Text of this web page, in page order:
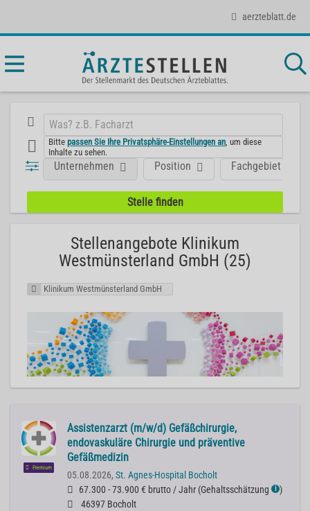
aerzteblatt.de
Bittepassen Sie Ihre Privatsphäre-Einstellungen an , um diese
Inhalte zu sehen.
Position Fachgebiet
Unternehmen
Stellenangebote Klinikum
Westmünsterland GmbH (25)
Klinikum Westmünsterland GmbH
Premium
Assistenzarzt (m/w/d) Gefäßchirurgie,
endovaskuläre Chirurgie und präventive
Gefäßmedizin
05.08.2026, St. Agnes-Hospital Bocholt
67.300 - 73.900 € brutto / Jahr (Gehaltsschätzung ℹ )
46397 Bocholt